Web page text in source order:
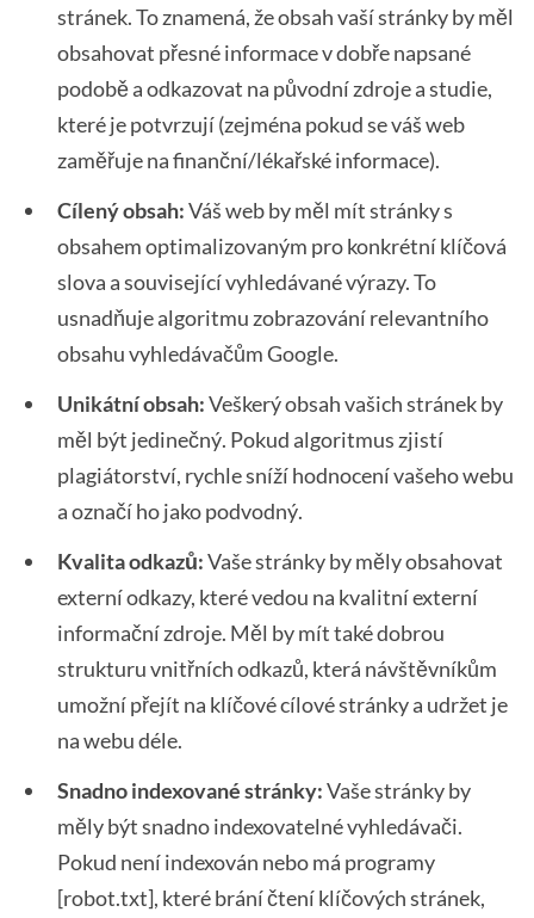
stránek. To znamená, že obsah vaší stránky by měl
obsahovat přesné informace v dobře napsané
podobě a odkazovat na původní zdroje a studie,
které je potvrzují (zejména pokud se váš web
zaměřuje na finanční/lékařské informace).
Cílený obsah:Váš web by měl mít stránky s
obsahem optimalizovaným pro konkrétní klíčová
slova a související vyhledávané výrazy. To
usnadňuje algoritmu zobrazování relevantního
obsahu vyhledávačům Google.
Unikátní obsah:Veškerý obsah vašich stránek by
měl být jedinečný. Pokud algoritmus zjistí
plagiátorství, rychle sníží hodnocení vašeho webu
a označí ho jako podvodný.
Kvalita odkazů:Vaše stránky by měly obsahovat
externí odkazy, které vedou na kvalitní externí
informační zdroje. Měl by mít také dobrou
strukturu vnitřních odkazů, která návštěvníkům
umožní přejít na klíčové cílové stránky a udržet je
na webu déle.
Snadno indexované stránky:Vaše stránky by
měly být snadno indexovatelné vyhledávači.
Pokud není indexován nebo má programy
[robot.txt], které brání čtení klíčových stránek,